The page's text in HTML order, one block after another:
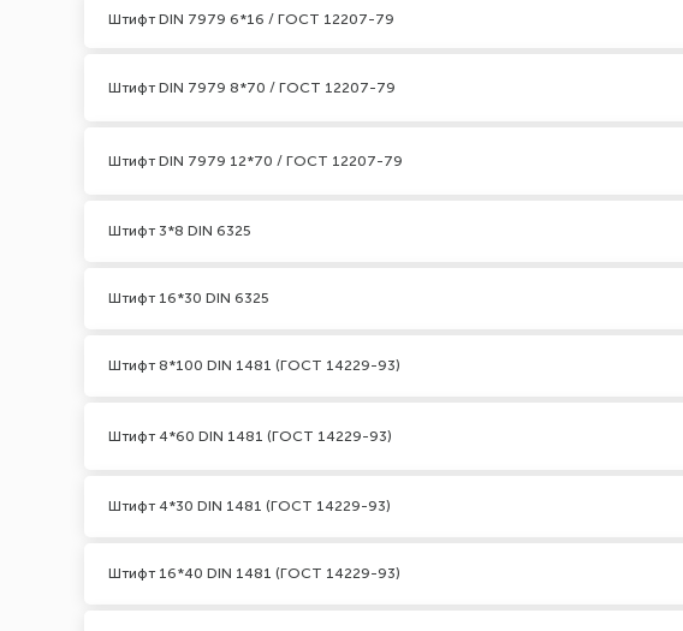
Штифт DIN 7979 6*16 / ГОСТ 12207-79
Штифт DIN 7979 8*70 / ГОСТ 12207-79
Штифт DIN 7979 12*70 / ГОСТ 12207-79
Штифт 3*8 DIN 6325
Штифт 16*30 DIN 6325
Штифт 8*100 DIN 1481 (ГОСТ 14229-93)
Штифт 4*60 DIN 1481 (ГОСТ 14229-93)
Штифт 4*30 DIN 1481 (ГОСТ 14229-93)
Штифт 16*40 DIN 1481 (ГОСТ 14229-93)